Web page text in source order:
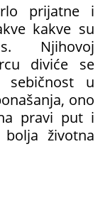
prijatne i
kakve su
Njihovoj
diviće se
sebičnost u
ono
pravi put i
životna